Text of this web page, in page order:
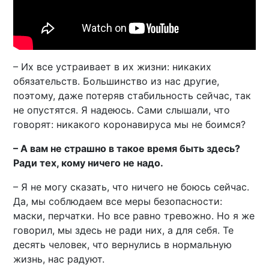
– Их все устраивает в их жизни: никаких
обязательств. Большинство из нас другие,
поэтому, даже потеряв стабильность сейчас, так
не опустятся. Я надеюсь. Сами слышали, что
говорят: никакого коронавируса мы не боимся?
– А вам не страшно в такое время быть здесь?
Ради тех, кому ничего не надо.
– Я не могу сказать, что ничего не боюсь сейчас.
Да, мы соблюдаем все меры безопасности:
маски, перчатки. Но все равно тревожно. Но я же
говорил, мы здесь не ради них, а для себя. Те
десять человек, что вернулись в нормальную
жизнь, нас радуют.